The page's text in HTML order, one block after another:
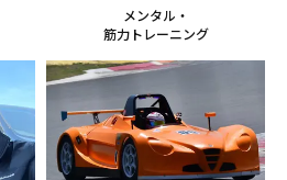
メンタル・
筋力トレーニング